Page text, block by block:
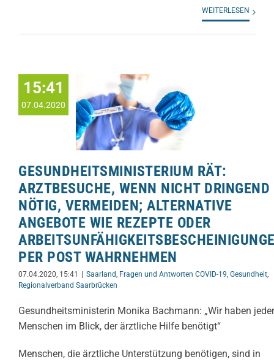
WEITERLESEN
15:41
07.04.2020
GESUNDHEITSMINISTERIUM RÄT:
ARZTBESUCHE, WENN NICHT DRINGEND
NÖTIG, VERMEIDEN; ALTERNATIVE
ANGEBOTE WIE REZEPTE ODER
PER POST WAHRNEHMEN
07.04.2020, 15:41 Saarland, Fragen und Antworten COVID-19, Gesundheit,
Regionalverband Saarbrücken
Gesundheitsministerin Monika Bachmann: „Wir haben
Menschen im Blick, der ärztliche Hilfe benötigt“
Menschen, die ärztliche Unterstützung benötigen, sind in